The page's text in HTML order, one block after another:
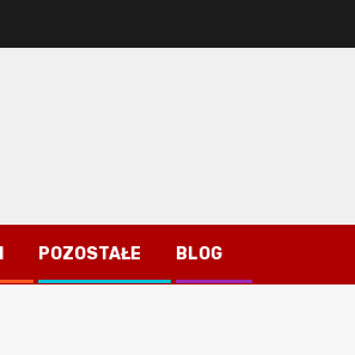
POZOSTAŁE BLOG